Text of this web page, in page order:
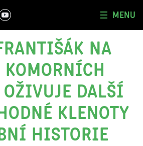
MENU
NA
KOMORNÍCH
DALŠÍ
KLENOTY
HISTORIE